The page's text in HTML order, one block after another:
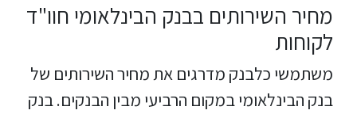
מחיר השירותים בבנק הבינלאומי חוו"ד
לקוחות
משתמשי כלבנק מדרגים את מחיר השירותים של
בנק הבינלאומי במקום הרביעי מבין הבנקים. בנק